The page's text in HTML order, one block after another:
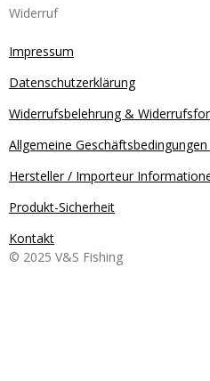
Widerruf
Impressum
Datenschutzerklärung
Widerrufsbelehrung &
Allgemeine
Hersteller / Importeur
Produkt-Sicherheit
Kontakt
© 2025 V&S Fishing